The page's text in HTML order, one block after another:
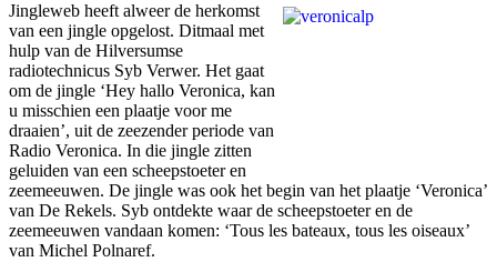
Jingleweb heeft alweer de herkomst
van een jingle opgelost. Ditmaal met
hulp van de Hilversumse
radiotechnicus Syb Verwer. Het gaat
om de jingle ‘Hey hallo Veronica, kan
u misschien een plaatje voor me
draaien’, uit de zeezender periode van
Radio Veronica. In die jingle zitten
geluiden van een scheepstoeter en
zeemeeuwen. De jingle was ook het begin van het plaatje ‘Veronica’
van De Rekels. Syb ontdekte waar de scheepstoeter en de
zeemeeuwen vandaan komen: ‘Tous les bateaux, tous les oiseaux’
van Michel Polnaref.